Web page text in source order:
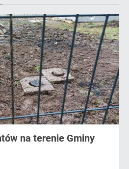
na terenie Gminy